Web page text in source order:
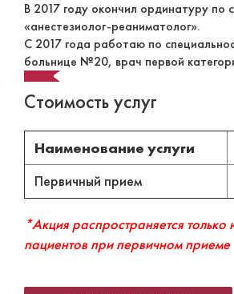
В 2017 году окончил ординатуру по
«анестезиолог-реаниматолог».
С 2017 года работаю по
больнице №20, врач первой
Стоимость услуг
Наименование услуги
Первичный прием
*Акция распространяется только
пациентов при первичном приеме